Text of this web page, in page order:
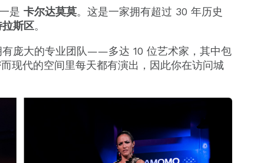
是 卡尔达莫莫。这是一家拥有超过 30 年历史
斯区。
庞大的专业团队——多达 10 位艺术家，其中包
现代的空间里每天都有演出，因此你在访问城